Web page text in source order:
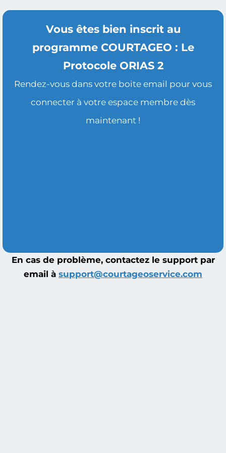
Vous êtes bien inscrit au
programme COURTAGEO : Le
Protocole ORIAS 2
Rendez-vous dans votre boite email pour vous
connecter à votre espace membre dès
maintenant !
En cas de problème, contactez le support par
email à support@courtageoservice.com